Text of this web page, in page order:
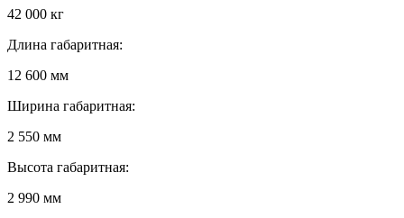
42 000 кг
Длина габаритная:
12 600 мм
Ширина габаритная:
2 550 мм
Высота габаритная:
2 990 мм